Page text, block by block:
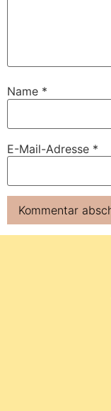
Name *
E-Mail-Adresse *